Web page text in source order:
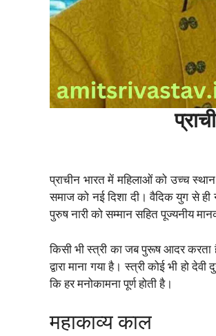
प्राचीन भारत में महिलाओं को उच्च
समाज को नई दिशा दी। वैदिक युग से
पुरुष नारी को सम्मान सहित पूज्यनीय
किसी भी स्त्री का जब पुरूष आदर करता है,
द्वारा माना गया है। स्त्री कोई भी हो
कि हर मनोकामना पूर्ण होती है।
महाकाव्य काल